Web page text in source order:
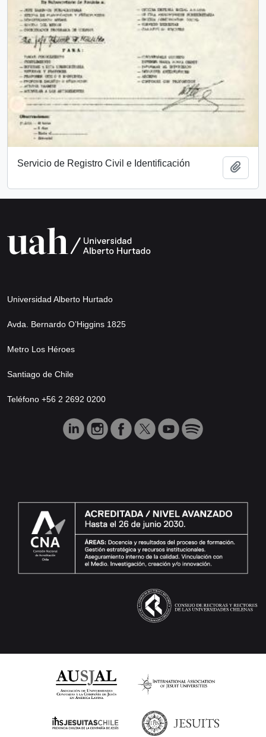
Servicio de Registro Civil e Identificación
Universidad Alberto Hurtado
Avda. Bernardo O’Higgins 1825
Metro Los Héroes
Santiago de Chile
Teléfono +56 2 2692 0200